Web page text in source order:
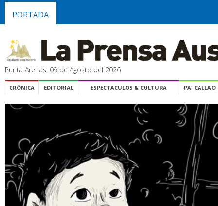
PORTADA
Punta Arenas, 09 de Agosto del 2026
CRÓNICA EDITORIAL ESPECTACULOS & CULTURA PA' CALLAO